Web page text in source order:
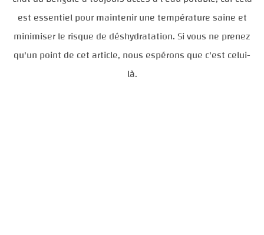
est essentiel pour maintenir une température saine et
minimiser le risque de déshydratation. Si vous ne prenez
qu'un point de cet article, nous espérons que c'est celui-
là.